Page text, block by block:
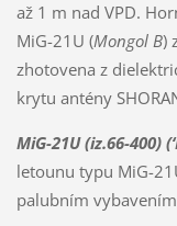
až 1 m nad VPD.
MiG-21U (Mongol B)
zhotovena z
krytu antény
MiG-21U (iz.66-400)
letounu typu MiG-
palubním vybavením